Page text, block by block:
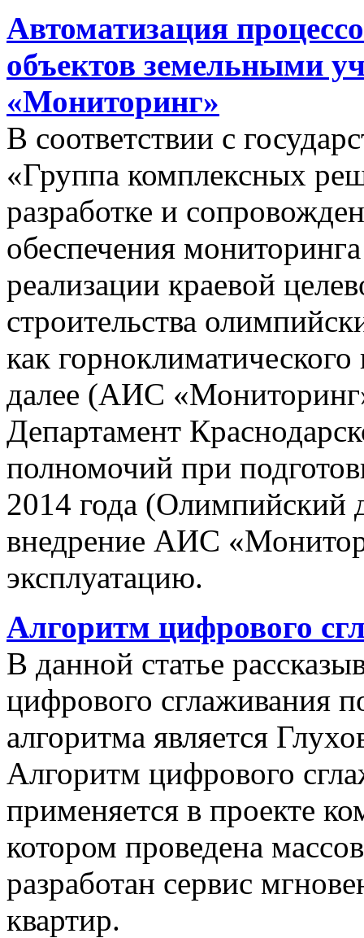
Автоматизация
объектов земельными
«Мониторинг»
В соответствии с
«Группа комплексных
разработке и
обеспечения
реализации краевой
строительства
как
далее (АИС
Департамент
полномочий при
2014 года (Олимпийский
внедрение АИС
эксплуатацию.
Алгоритм цифрового
В данной статье
цифрового сглаживания
алгоритма является
Алгоритм цифрового
применяется в проекте
котором проведена
разработан сервис
квартир.